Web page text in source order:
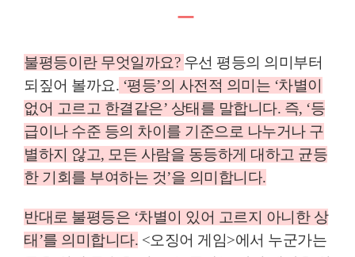
ㅡ
불평등이란 무엇일까요? 우선 평등의 의미부터
되짚어 볼까요. ‘평등’의 사전적 의미는 ‘차별이
없어 고르고 한결같은’ 상태를 말합니다. 즉, ‘등
급이나 수준 등의 차이를 기준으로 나누거나 구
별하지 않고, 모든 사람을 동등하게 대하고 균등
한 기회를 부여하는 것’을 의미합니다.
반대로 불평등은 ‘차별이 있어 고르지 아니한 상
태’를 의미합니다. <오징어 게임>에서 누군가는